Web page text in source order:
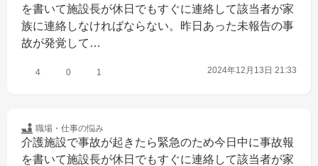
を書いて施設長が休日でもすぐに連絡して該当者が家
族に連絡しなければならない。昨日あった未報告の事
故が発覚して…
4 0 1 2024年12月13日 21:33
職場・仕事の悩み
介護施設で事故が起きたら緊急のため今日中に事故報
を書いて施設長が休日でもすぐに連絡して該当者が家